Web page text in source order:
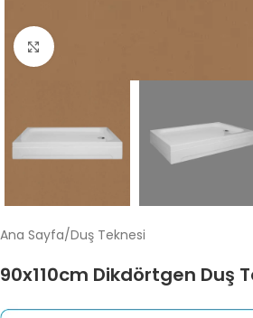
Click to enlarge
Ana Sayfa/Duş Teknesi
90x110cm Dikdörtgen Duş